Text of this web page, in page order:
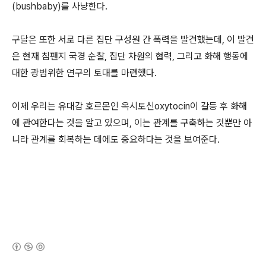
(bushbaby)를 사냥한다.
구달은 또한 서로 다른 집단 구성원 간 폭력을 발견했는데, 이 발견
은 현재 침팬지 국경 순찰, 집단 차원의 협력, 그리고 화해 행동에
대한 광범위한 연구의 토대를 마련했다.
이제 우리는 유대감 호르몬인 옥시토신oxytocin이 갈등 후 화해
에 관여한다는 것을 알고 있으며, 이는 관계를 구축하는 것뿐만 아
니라 관계를 회복하는 데에도 중요하다는 것을 보여준다.